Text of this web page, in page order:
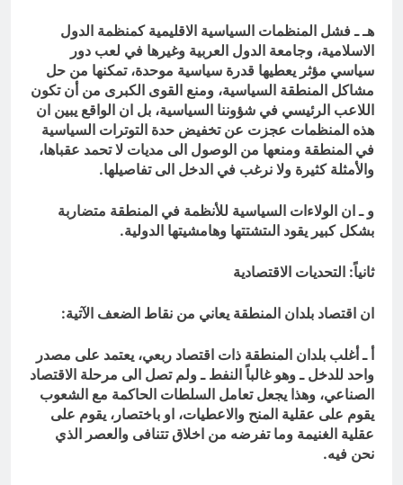
هـ ـ فشل المنظمات السياسية الاقليمية كمنظمة الدول
الاسلامية، وجامعة الدول العربية وغيرها في لعب دور
سياسي مؤثر يعطيها قدرة سياسية موحدة، تمكنها من حل
مشاكل المنطقة السياسية، ومنع القوى الكبرى من أن تكون
اللاعب الرئيسي في شؤوننا السياسية، بل ان الواقع يبين ان
هذه المنظمات عجزت عن تخفيض حدة التوترات السياسية
في المنطقة ومنعها من الوصول الى مديات لا تحمد عقباها،
والأمثلة كثيرة ولا نرغب في الدخل الى تفاصيلها.
و ـ ان الولاءات السياسية للأنظمة في المنطقة متضاربة
بشكل كبير يقود الىتشتتها وهامشيتها الدولية.
ثانياً: التحديات الاقتصادية
ان اقتصاد بلدان المنطقة يعاني من نقاط الضعف الآتية:
أ ـ أغلب بلدان المنطقة ذات اقتصاد ربعي، يعتمد على مصدر
واحد للدخل ـ وهو غالباً النفط ـ ولم تصل الى مرحلة الاقتصاد
الصناعي، وهذا يجعل تعامل السلطات الحاكمة مع الشعوب
يقوم على عقلية المنح والاعطيات، او باختصار، يقوم على
عقلية الغنيمة وما تفرضه من اخلاق تتنافى والعصر الذي
نحن فيه.